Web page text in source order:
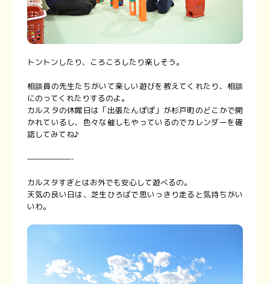
トントンしたり、ころころしたり楽しそう。
相談員の先生たちがいて楽しい遊びを教えてくれたり、相談
にのってくれたりするのよ。
カルスタの休館日は「出張たんぽぽ」が杉戸町のどこかで開
かれているし、色々な催しもやっているのでカレンダーを確
認してみてね♪
——————-
カルスタすぎとはお外でも安心して遊べるの。
天気の良い日は、芝生ひろばで思いっきり走ると気持ちがい
いわ。